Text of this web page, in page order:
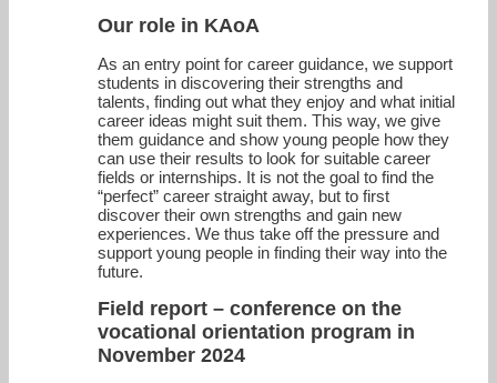
Our role in KAoA
As an entry point for career guidance, we support
students in discovering their strengths and
talents, finding out what they enjoy and what initial
career ideas might suit them. This way, we give
them guidance and show young people how they
can use their results to look for suitable career
fields or internships. It is not the goal to find the
“perfect” career straight away, but to first
discover their own strengths and gain new
experiences. We thus take off the pressure and
support young people in finding their way into the
future.
Field report – conference on the
vocational orientation program in
November 2024